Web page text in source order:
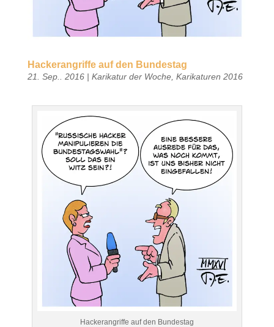
Hackerangriffe auf den Bundestag
21. Sep.. 2016| Karikatur der Woche, Karikaturen 2016
Hackerangriffe auf den Bundestag